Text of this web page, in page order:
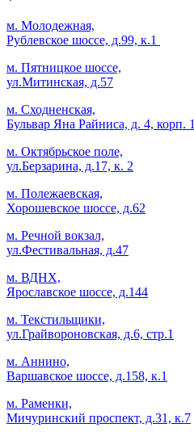
м. Молодежная,
Рублевское шоссе, д.99, к.1
м. Пятницкое шоссе,
ул.Митинская, д.57
м. Сходненская,
Бульвар Яна Райниса, д. 4, корп. 1
м. Октябрьское поле,
ул.Берзарина, д.17, к. 2
м. Полежаевская,
Хорошевское шоссе, д.62
м. Речной вокзал,
ул.Фестивальная, д.47
м. ВДНХ,
Ярославское шоссе, д.144
м. Текстильщики,
ул.Грайвороновская, д.6, стр.1
м. Аннино,
Варшавское шоссе, д.158, к.1
м. Раменки,
Мичуринский проспект, д.31, к.7